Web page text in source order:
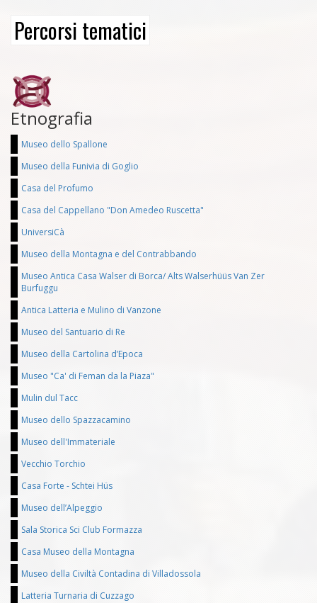
Percorsi tematici
Etnografia
Museo dello Spallone
Museo della Funivia di Goglio
Casa del Profumo
Casa del Cappellano "Don Amedeo Ruscetta"
UniversiCà
Museo della Montagna e del Contrabbando
Museo Antica Casa Walser di Borca/ Alts Walserhüüs Van Zer
Burfuggu
Antica Latteria e Mulino di Vanzone
Museo del Santuario di Re
Museo della Cartolina d’Epoca
Museo "Ca' di Feman da la Piaza"
Mulin dul Tacc
Museo dello Spazzacamino
Museo dell'Immateriale
Vecchio Torchio
Casa Forte - Schtei Hüs
Museo dell’Alpeggio
Sala Storica Sci Club Formazza
Casa Museo della Montagna
Museo della Civiltà Contadina di Villadossola
Latteria Turnaria di Cuzzago